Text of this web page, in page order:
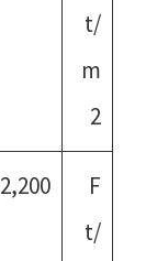
t/
m
2
2,200
F
t/